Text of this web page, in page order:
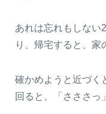
あれは忘れもしない
り、帰宅すると、家
確かめようと近づく
回ると、「さささっ